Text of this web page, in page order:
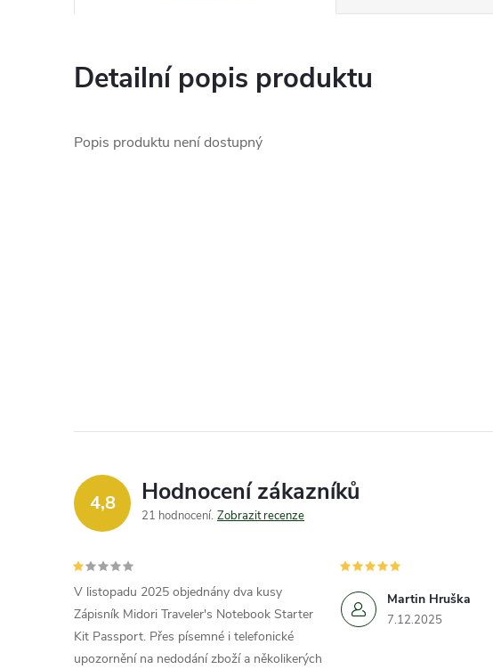
Detailní popis produktu
Popis produktu není dostupný
4,8 Hodnocení zákazníků
21 hodnocení Zobrazit recenze
V listopadu 2025 objednány dva kusy
Zápisník Midori Traveler's Notebook Starter
Kit Passport. Přes písemné i telefonické
upozornění na nedodání zboží a několikerých
Martin Hruška
7.12.2025